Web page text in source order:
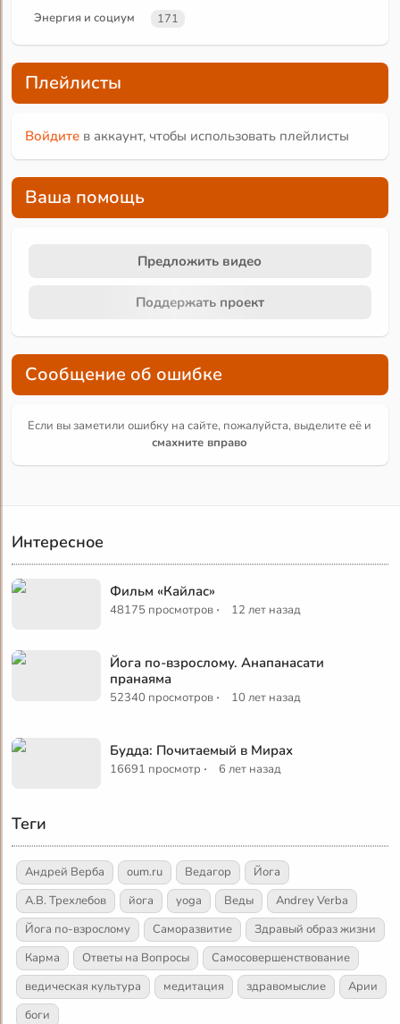
Энергия и социум 171
Плейлисты
Войдите в аккаунт, чтобы использовать плейлисты
Ваша помощь
Предложить видео
Поддержать проект
Сообщение об ошибке
Если вы заметили ошибку на сайте, пожалуйста, выделите её и
смахните вправо
Интересное
Фильм «Кайлас»
48175 просмотров · 12 лет назад
Йога по-взрослому. Анапанасати
пранаяма
52340 просмотров · 10 лет назад
Будда: Почитаемый в Мирах
16691 просмотр · 6 лет назад
Теги
Андрей Верба oum.ru Ведагор
Йога
А.В. Трехлебов
йога yoga Веды
Andrey Verba
Йога по-взрослому
Саморазвитие
Здравый образ жизни
Карма
Ответы на Вопросы
Самосовершенствование
ведическая культура
медитация здравомыслие
Арии
боги